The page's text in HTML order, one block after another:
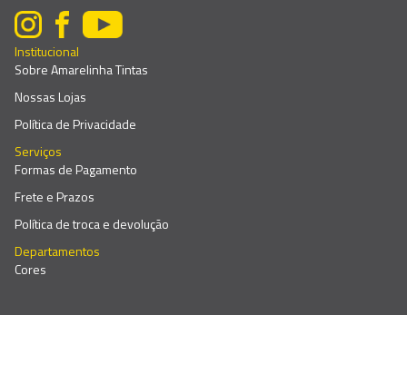
Institucional
Sobre Amarelinha Tintas
Nossas Lojas
Política de Privacidade
Serviços
Formas de Pagamento
Frete e Prazos
Política de troca e devolução
Departamentos
Cores